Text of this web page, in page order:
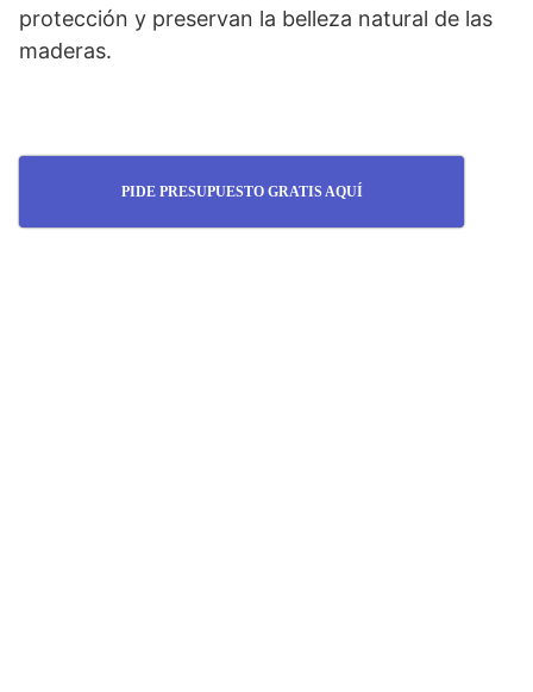
protección y preservan la belleza natural de las
maderas.
PIDE PRESUPUESTO GRATIS AQUÍ